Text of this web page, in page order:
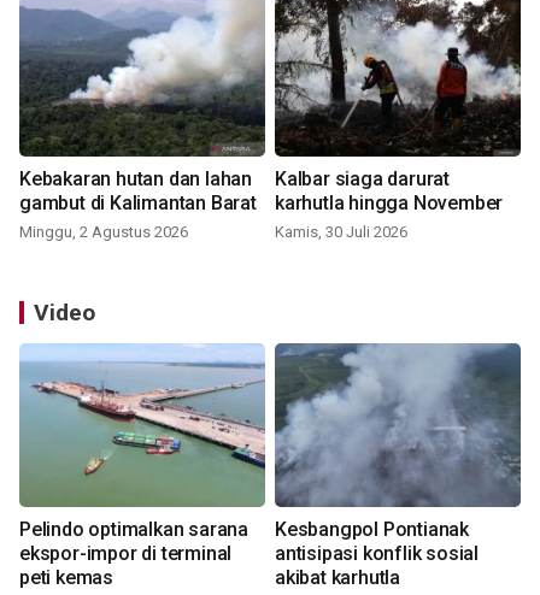
Kebakaran hutan dan lahan
gambut di Kalimantan Barat
Minggu, 2 Agustus 2026
Kalbar siaga darurat
karhutla hingga November
Kamis, 30 Juli 2026
Video
Pelindo optimalkan sarana
ekspor-impor di terminal
peti kemas
Kesbangpol Pontianak
antisipasi konflik sosial
akibat karhutla